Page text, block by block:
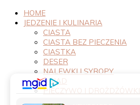
HOME
JEDZENIE I KULINARIA
CIASTA
CIASTA BEZ PIECZENIA
CIASTKA
DESER
NALEWKI I SYROPY
OBIAD
PIECZYWO I DROŻDŻÓWKI